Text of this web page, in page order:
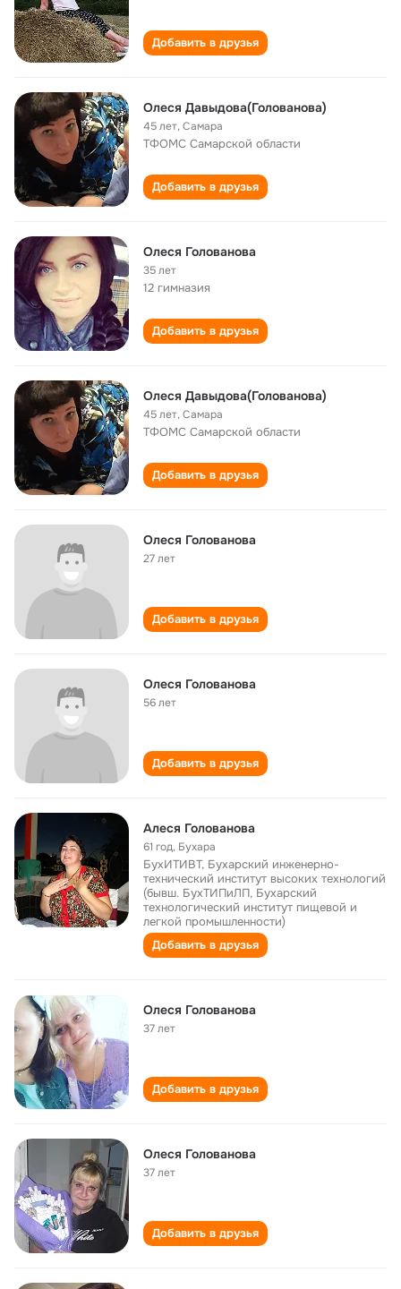
Добавить в друзья
Олеся Давыдова(Голованова)
45 лет,Самара
ТФОМС Самарской области
Добавить в друзья
Олеся Голованова
35 лет
12 гимназия
Добавить в друзья
Олеся Давыдова(Голованова)
45 лет,Самара
ТФОМС Самарской области
Добавить в друзья
Олеся Голованова
27 лет
Добавить в друзья
Олеся Голованова
56 лет
Добавить в друзья
Алеся Голованова
61 год, Бухара
БухИТИВТ, Бухарский инженерно-
технический институт высоких технологий
(бывш. БухТИПиЛП, Бухарский
технологический институт пищевой и
легкой промышленности)
Добавить в друзья
Олеся Голованова
37 лет
Добавить в друзья
Олеся Голованова
37 лет
Добавить в друзья